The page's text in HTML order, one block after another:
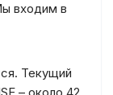
входим в
Текущий